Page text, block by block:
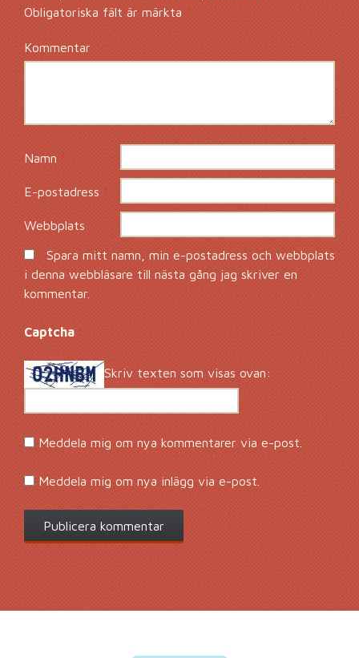
Obligatoriska fält är märkta *
Kommentar*
Namn*
E-postadress*
Webbplats
Spara mitt namn, min e-postadress och webbplats
i denna webbläsare till nästa gång jag skriver en
kommentar.
Captcha *
Skriv texten som visas ovan:
Meddela mig om nya kommentarer via e-post.
Meddela mig om nya inlägg via e-post.